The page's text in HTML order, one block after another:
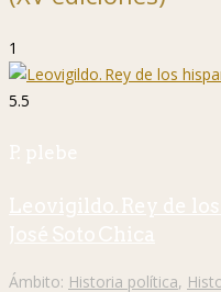
1
5.5
P. plebe
Leovigildo. Rey de
José Soto Chica
Ámbito: Historia política,